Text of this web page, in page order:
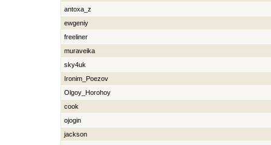
antoxa_z
ewgeniy
freeliner
muraveika
sky4uk
Ironim_Poezov
Olgoy_Horohoy
cook
ojogin
jackson